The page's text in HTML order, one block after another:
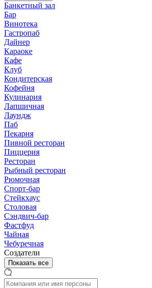
Банкетный зал
Бар
Винотека
Гастропаб
Дайнер
Караоке
Кафе
Клуб
Кондитерская
Кофейня
Кулинария
Лапшичная
Лаундж
Паб
Пекарня
Пивной ресторан
Пиццерия
Ресторан
Рыбный ресторан
Рюмочная
Спорт-бар
Стейкхаус
Столовая
Сэндвич-бар
Фастфуд
Чайная
Чебуречная
Создатели
Показать все